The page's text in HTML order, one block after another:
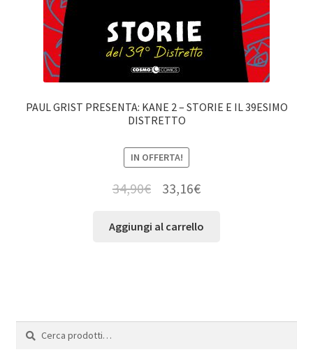
PAUL GRIST PRESENTA: KANE 2 – STORIE E IL 39ESIMO
DISTRETTO
IN OFFERTA!
34,90€ 33,16€
Aggiungi al carrello
Cerca:
Cerca